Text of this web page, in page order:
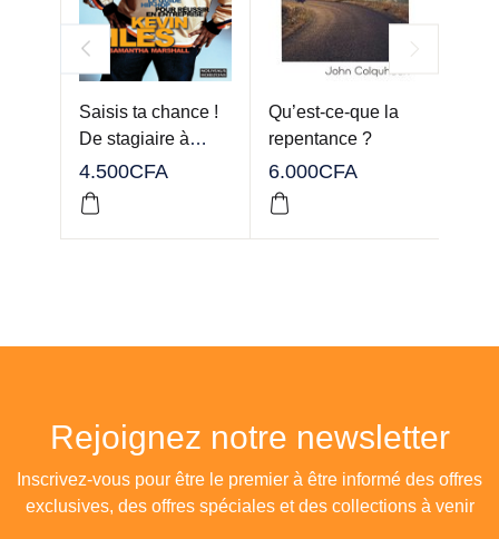
Saisis ta chance !
De stagiaire à
PDG…
4.500CFA
Qu’est-ce-que la
repentance ?
6.000CFA
Rejoignez notre newsletter
Inscrivez-vous pour être le premier à être informé des offres
exclusives, des offres spéciales et des collections à venir